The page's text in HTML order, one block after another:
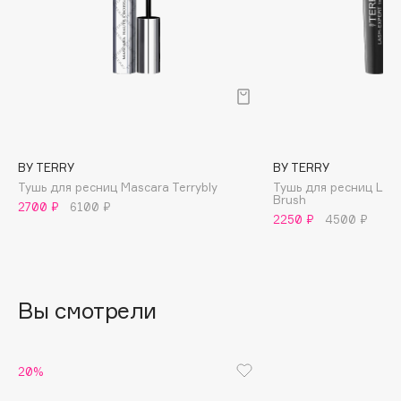
Beauty Bomb
Bebble
Bioderma
BY TERRY
Тушь для ресниц Mascara Terrybly
2700 ₽
6100 ₽
BY TERRY
Тушь для ресниц
Brush
2250 ₽
4500 ₽
Вы смотрели
20%